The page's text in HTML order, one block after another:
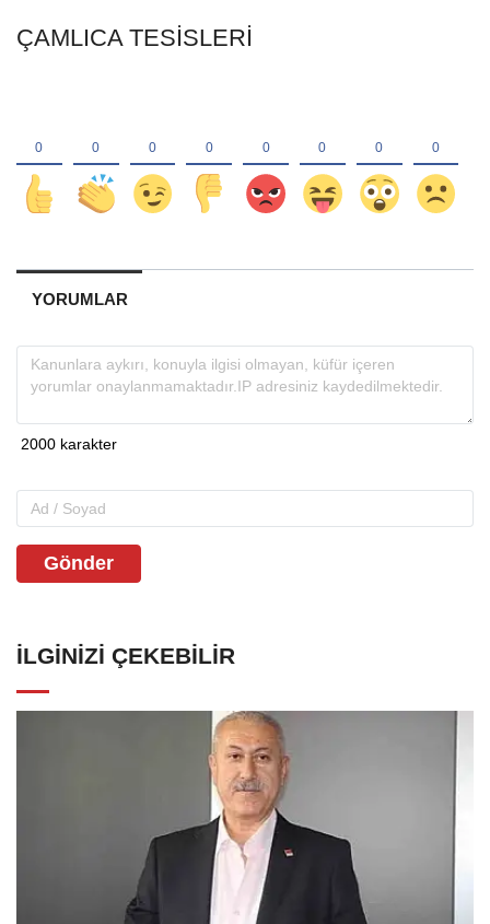
ÇAMLICA TESİSLERİ
YORUMLAR
Gönder
İLGINIZI ÇEKEBILIR